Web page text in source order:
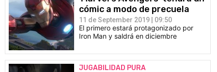
cómic a modo de precuela
11 de September 2019 | 09:50
El primero estará protagonizado por
Iron Man y saldrá en diciembre
JUGABILIDAD PURA